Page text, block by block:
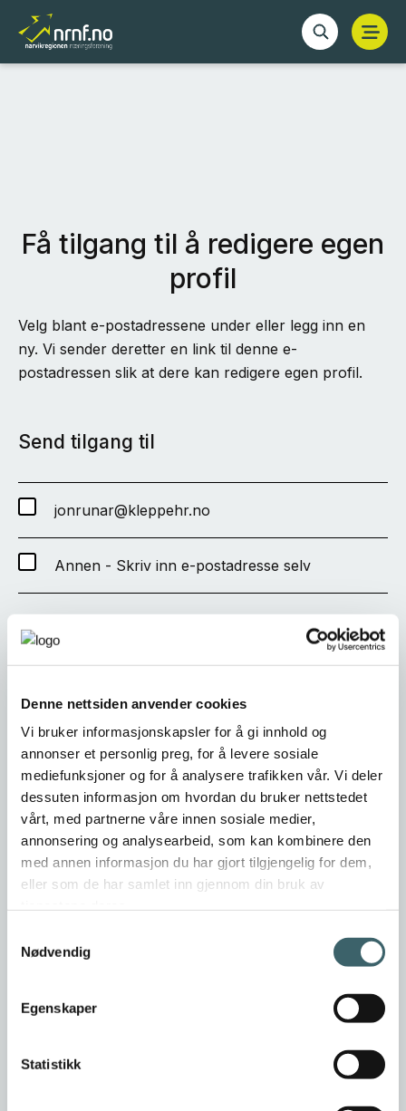
Denne nettsiden anvender cookies
Vi bruker informasjonskapsler for å gi innhold og
annonser et personlig preg, for å levere sosiale
mediefunksjoner og for å analysere trafikken vår. Vi deler
dessuten informasjon om hvordan du bruker nettstedet
vårt, med partnerne våre innen sosiale medier,
annonsering og analysearbeid, som kan kombinere den
med annen informasjon du har gjort tilgjengelig for dem,
eller som de har samlet inn gjennom din bruk av
Nødvendig
Egenskaper
Statistikk
Få tilgang til å redigere egen
profil
Velg blant e-postadressene under eller legg inn en
ny. Vi sender deretter en link til denne e-
postadressen slik at dere kan redigere egen profil.
Send tilgang til
jonrunar@kleppehr.no
Annen - Skriv inn e-postadresse selv